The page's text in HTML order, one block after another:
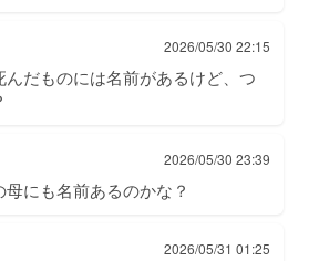
2026/05/30 22:15
んだものには名前があるけど、つ
2026/05/30 23:39
母にも名前あるのかな？
2026/05/31 01:25